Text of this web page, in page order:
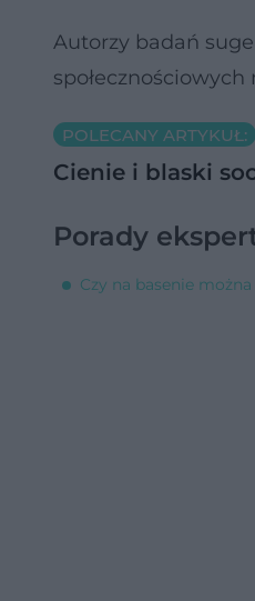
Autorzy badań
POLECANY ARTYKUŁ:
Cienie i blaski
Porady
Czy na basenie